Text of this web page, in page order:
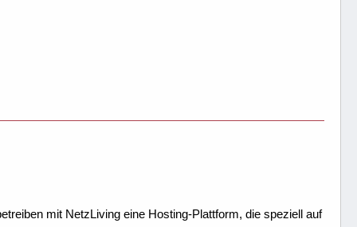
mit NetzLiving eine Hosting-Plattform, die speziell auf